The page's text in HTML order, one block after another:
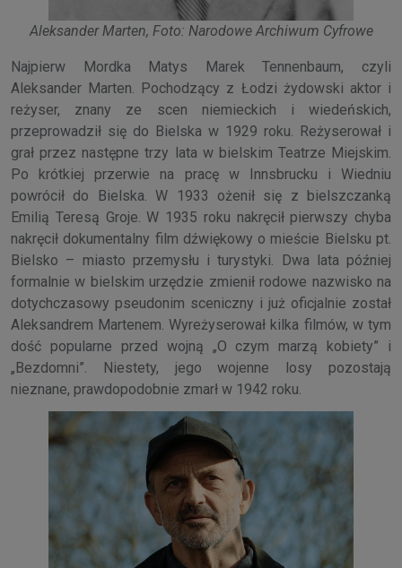
Aleksander Marten, Foto: Narodowe Archiwum Cyfrowe
Najpierw Mordka Matys Marek Tennenbaum, czyli
Aleksander Marten. Pochodzący z Łodzi żydowski aktor i
reżyser, znany ze scen niemieckich i wiedeńskich,
przeprowadził się do Bielska w 1929 roku. Reżyserował i
grał przez następne trzy lata w bielskim Teatrze Miejskim.
Po krótkiej przerwie na pracę w Innsbrucku i Wiedniu
powrócił do Bielska. W 1933 ożenił się z bielszczanką
Emilią Teresą Groje. W 1935 roku nakręcił pierwszy chyba
nakręcił dokumentalny film dźwiękowy o mieście Bielsku pt.
Bielsko – miasto przemysłu i turystyki. Dwa lata później
formalnie w bielskim urzędzie zmienił rodowe nazwisko na
dotychczasowy pseudonim sceniczny i już oficjalnie został
Aleksandrem Martenem. Wyreżyserował kilka filmów, w tym
dość popularne przed wojną „O czym marzą kobiety” i
„Bezdomni”. Niestety, jego wojenne losy pozostają
nieznane, prawdopodobnie zmarł w 1942 roku.